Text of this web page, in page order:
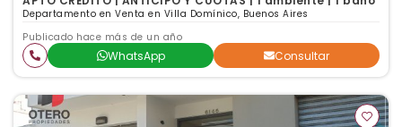
Departamento en Venta en Villa Domínico, Buenos Aires
Publicado hace más de un año
WhatsApp Consultar